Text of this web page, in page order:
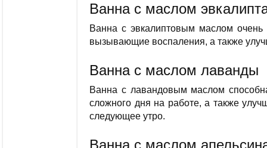
Ванна с маслом
Ванна с эвкалиптовым маслом очень
вызывающие воспаления, а также
Ванна с маслом лаванды
Ванна с лавандовым маслом
сложного дня на работе, а также
следующее утро.
Ванна с маслом